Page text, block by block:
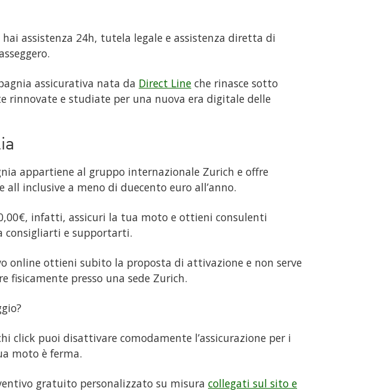
hai assistenza 24h, tutela legale e assistenza diretta di
assicurativa nata da Direct Line che rinasce sotto
rinnovate e studiate per una nuova era digitale delle
appartiene al gruppo internazionale Zurich e offre
all inclusive a meno di duecento euro all’anno.
infatti, assicuri la tua moto e ottieni consulenti
consigliarti e supportarti.
online ottieni subito la proposta di attivazione e non serve
fisicamente presso una sede Zurich.
click puoi disattivare comodamente l’assicurazione per i
moto è ferma.
gratuito personalizzato su misura collegati sul sito e